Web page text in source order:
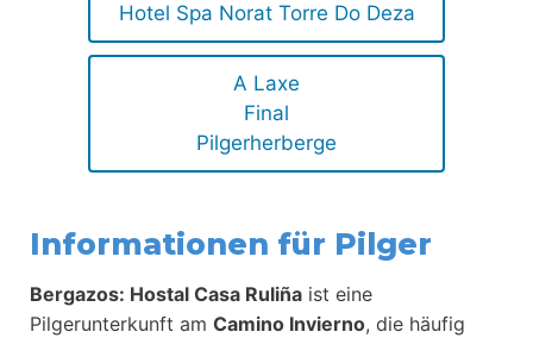
Hotel Spa Norat Torre Do Deza
A Laxe
Final
Pilgerherberge
Informationen für Pilger
Bergazos: Hostal Casa Ruliña ist eine
Pilgerunterkunft am Camino Invierno, die häufig